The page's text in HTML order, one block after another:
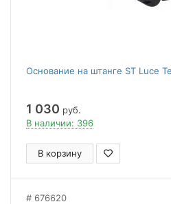
Основание на штанге ST Luce
1 030 руб.
В наличии: 396
В корзину
676620